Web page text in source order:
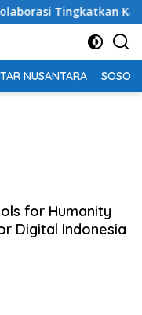
Tingkatkan Kapasitas
NUSANTARA SOSOK
for Humanity
Digital Indonesia